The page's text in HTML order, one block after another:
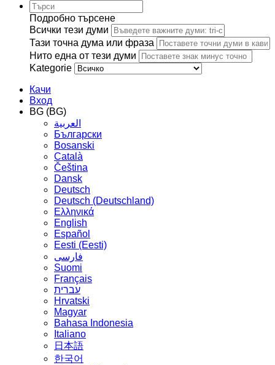
Подробно търсене
Всички тези думи
Тази точна дума или фраза
Нито една от тези думи
Kategorie
Качи
Вход
BG (BG)
العربية
Български
Bosanski
Сatalà
Čeština
Dansk
Deutsch
Deutsch (Deutschland)
Ελληνικά
English
Español
Eesti (Eesti)
فارسی
Suomi
Français
עברית
Hrvatski
Magyar
Bahasa Indonesia
Italiano
日本語
한국어